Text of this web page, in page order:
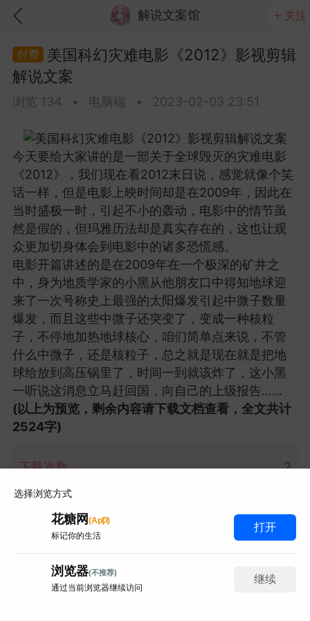
解说文案馆 关注
视频
千纸鹤信封
152
林深时见鹿，海蓝时见鲸，
梦醒时见你
散落星河 152
视频
了！
者 152
能住在这样梦幻的城堡，一
定很让人羡慕吧！
散落星河 152
儿
152
152
视频
美国科幻灾难电影《2012》影视剪辑
解说文案
浏览 134 • 电脑端 • 2023-02-03 23:51
今天要给大家讲的是一部关于全球毁灭的灾难电影
《2012》，我们现在看2012末日说，感觉就像个笑
话一样，但是电影上映时间却是在2009年，因此在
当时盛极一时，引起不小的轰动，电影中的情节虽
然是假的，但玛雅历法却是真实存在的，这也让观
众更加切身体会到电影中的诸多恐慌感。
电影开篇讲述的是在2009年在一个极深的矿井之
中，身为地质学家的小黑从他朋友口中得知地球迎
来了一次号称史上最强的太阳爆发引起中微子数量
爆发，而且这些中微子还突变了，变成一种核粒
子，不停地加热地球核心，咱们简单点来说，不管
什么中微子，还是核粒子，总之就是现在就是把地
球给放到高压锅里了，时间一到就该炸了，这小黑
一听说这消息立马赶回国，向自己的上级报告……
(以上为预览，剩余内容请下载文档查看，全文共计
2524字)
下载次数： 2
你没有权限，需要付费购买才可以进行下载
科幻悬疑 解说文案
选择浏览方式
花糖网 (App)
标记你的生活
打开
浏览器(不推荐)
通过当前浏览器继续访问
继续